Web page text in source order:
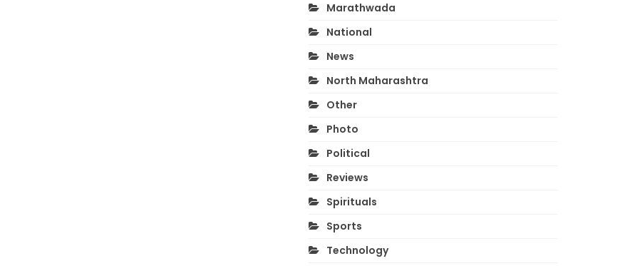
Marathwada
National
News
North Maharashtra
Other
Photo
Political
Reviews
Spirituals
Sports
Technology